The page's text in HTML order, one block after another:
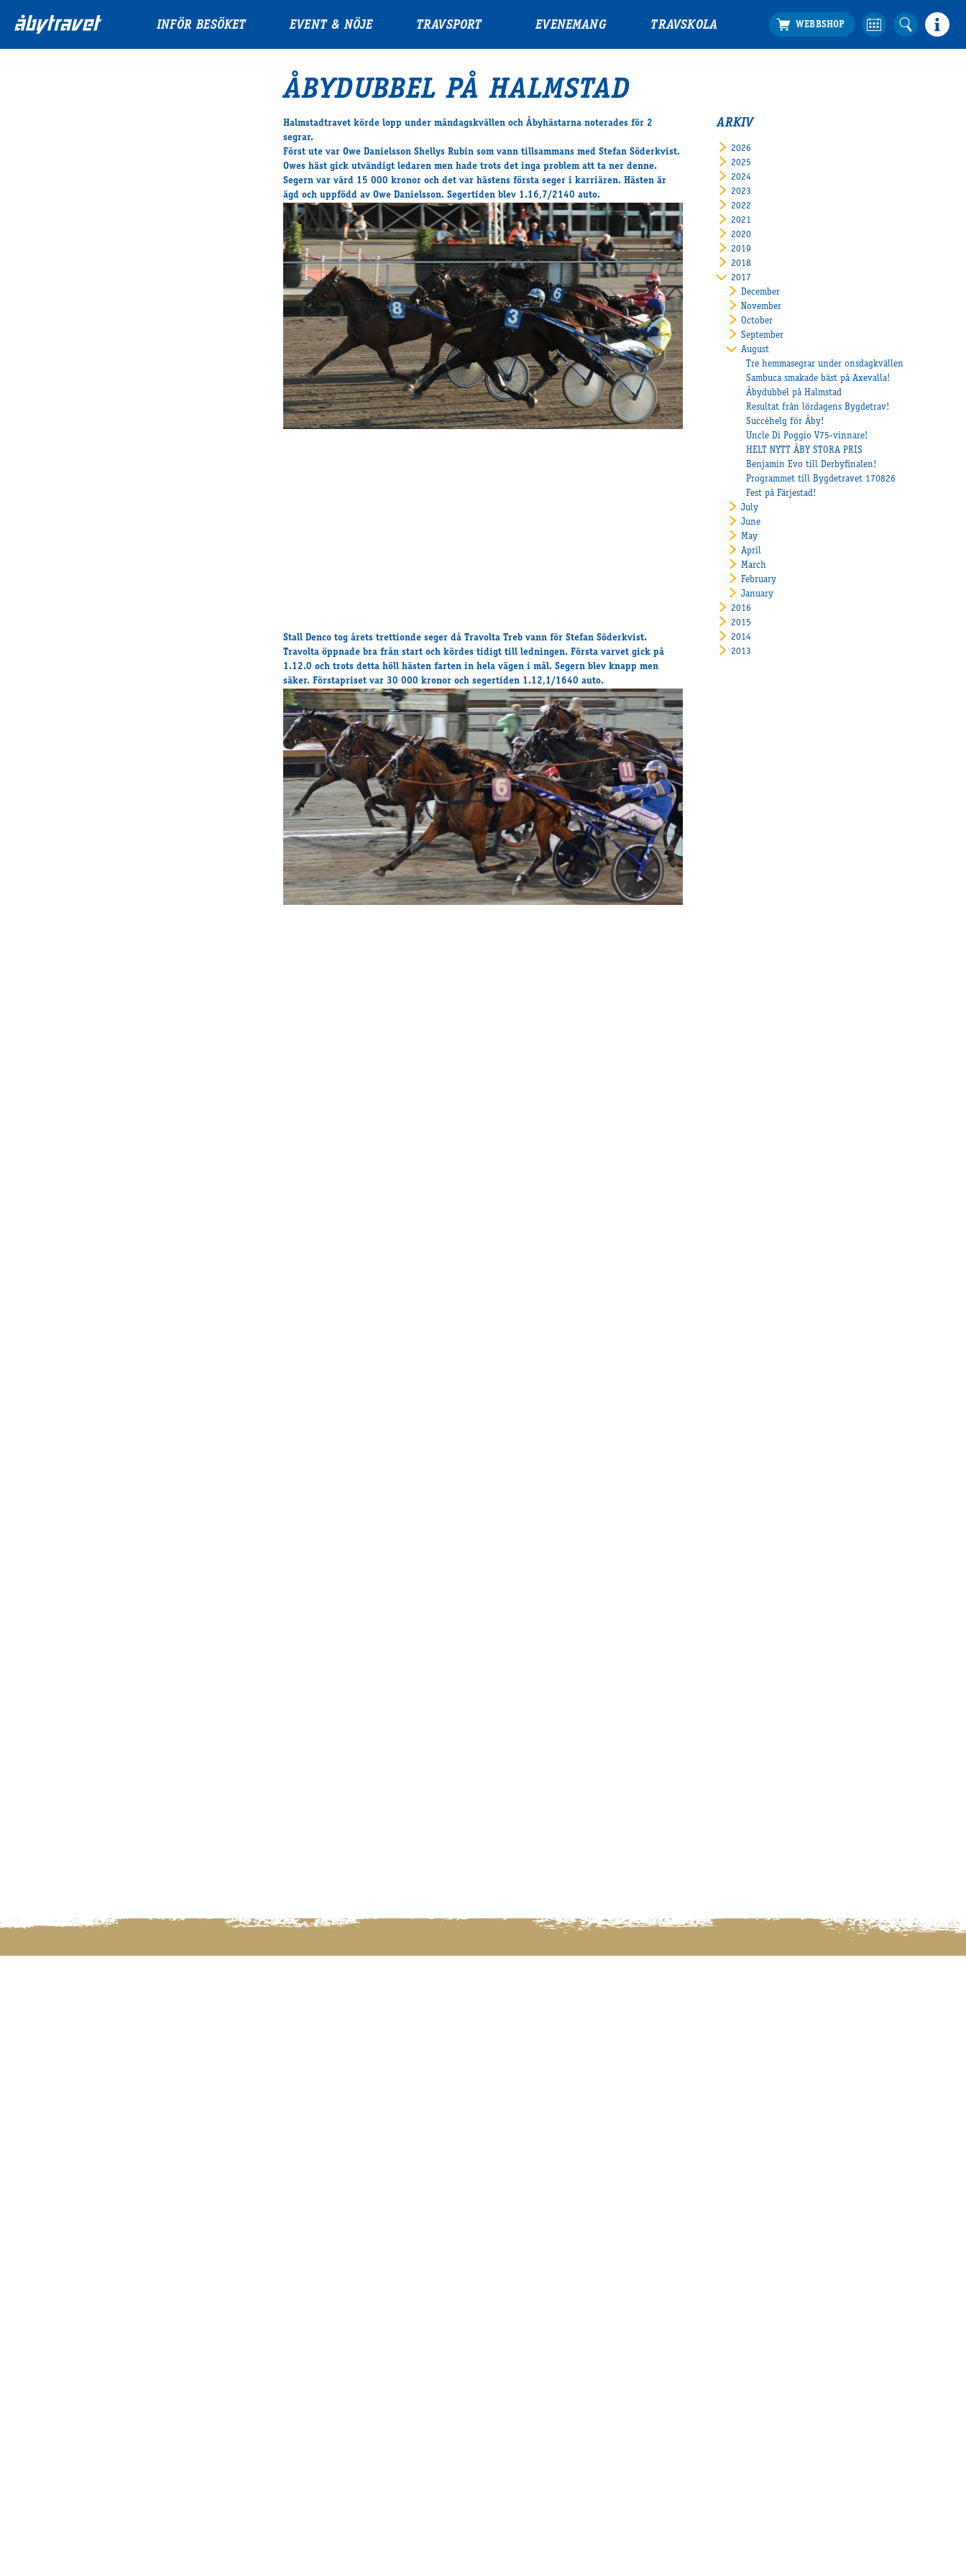
INFÖR BESÖKET EVENT & NÖJE TRAVSPORT EVENEMANG TRAVSKOLA
ÅBYDUBBEL PÅ HALMSTAD
Halmstadtravet körde lopp under måndagskvällen och Åbyhästarna noterades för 2
segrar.
Först ute var Owe Danielsson Shellys Rubin som vann tillsammans med Stefan Söderkvist.
Owes häst gick utvändigt ledaren men hade trots det inga problem att ta ner denne.
Segern var värd 15 000 kronor och det var hästens första seger i karriären. Hästen är
ägd och uppfödd av Owe Danielsson. Segertiden blev 1.16,7/2140 auto.
Stall Denco tog årets trettionde seger då Travolta Treb vann för Stefan Söderkvist.
Travolta öppnade bra från start och kördes tidigt till ledningen. Första varvet gick på
1.12.0 och trots detta höll hästen farten in hela vägen i mål. Segern blev knapp men
säker. Förstapriset var 30 000 kronor och segertiden 1.12,1/1640 auto.
ARKIV
2026
2025
2024
2023
2022
2021
2020
2019
2018
2017
December
November
October
September
August
Tre hemmasegrar under onsdagkvällen
Sambuca smakade bäst på Axevalla!
Åbydubbel på Halmstad
Resultat från lördagens Bygdetrav!
Succéhelg för Åby!
Uncle Di Poggio V75-vinnare!
HELT NYTT ÅBY STORA PRIS
Benjamin Evo till Derbyfinalen!
Programmet till Bygdetravet 170826
Fest på Färjestad!
July
June
May
April
March
February
January
2016
2015
2014
2013